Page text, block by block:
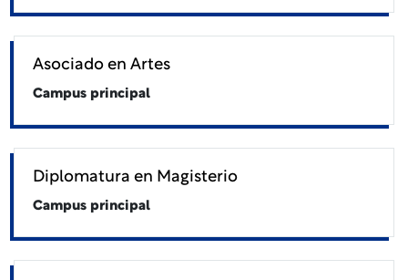
Asociado en Artes
Campus principal
Diplomatura en Magisterio
Campus principal